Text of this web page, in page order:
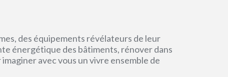
des équipements révélateurs de leur
énergétique des bâtiments, rénover dans
avec vous un vivre ensemble de